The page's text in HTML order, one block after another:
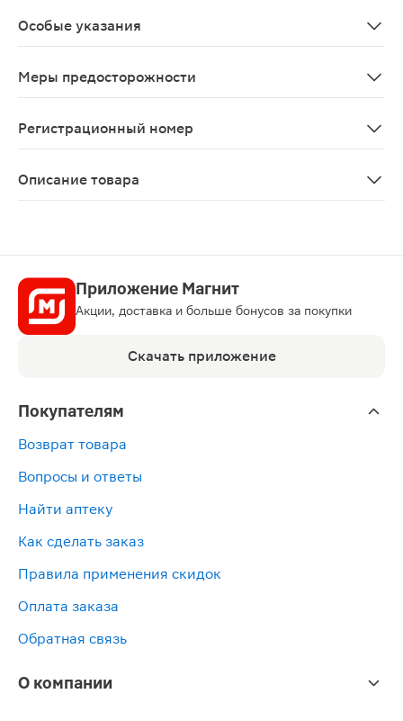
Особые указания
Меры предосторожности
Регистрационный номер
Описание товара
Приложение Магнит
Акции, доставка и больше бонусов за покупки
Скачать приложение
Покупателям
Возврат товара
Вопросы и ответы
Найти аптеку
Как сделать заказ
Правила применения скидок
Оплата заказа
Обратная связь
О компании